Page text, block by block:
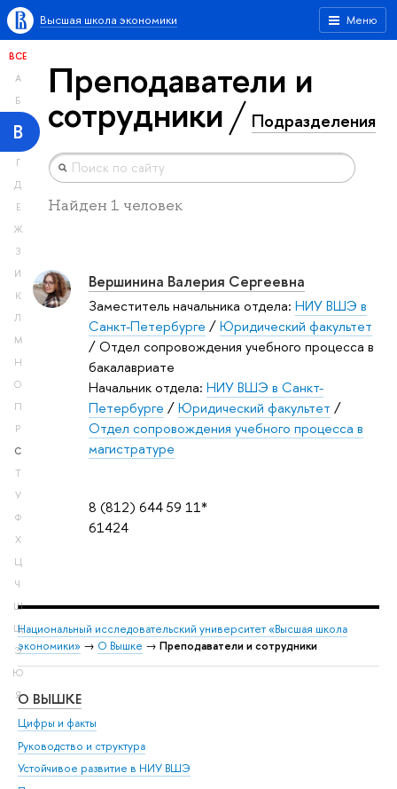
Меню
Высшая школа экономики
ВСЕ
А
Б
В
Г
Д
Е
Ж
З
И
К
Л
М
Н
О
П
Р
С
Т
У
Ф
Х
Ц
Ч
Ш
Щ
Э
Ю
Я
Преподаватели и
сотрудники Подразделения
Найден 1 человек
8 (812) 644 59 11*
61424
Вершинина Валерия Сергеевна
Заместитель начальника отдела: НИУ ВШЭ в
Санкт-Петербурге /Юридический факультет
/ Отдел сопровождения учебного процесса в
бакалавриате
Начальник отдела: НИУ ВШЭ в Санкт-
Петербурге /Юридический факультет /
Отдел сопровождения учебного процесса в
магистратуре
Национальный исследовательский университет «Высшая школа
экономики» → О Вышке → Преподаватели и сотрудники
О ВЫШКЕ
Цифры и факты
Руководство и структура
Устойчивое развитие в НИУ ВШЭ